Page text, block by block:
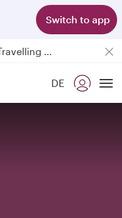
Switch to app
Passengers flying between Doha and Auckland on QR914 and QR915
18 June 2026: Updates on Travelling with Power Banks
DE